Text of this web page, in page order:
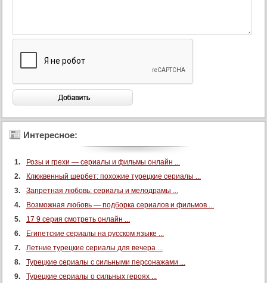
92 серия
93 серия
95 серия
96 серия
97 серия
98 серия
101 серия
102 серия
103 серия
104 серия
Интересное:
Розы и грехи — сериалы и фильмы онлайн ...
Клюквенный шербет: похожие турецкие сериалы ...
Запретная любовь: сериалы и мелодрамы ...
Возможная любовь — подборка сериалов и фильмов ...
17 9 серия смотреть онлайн ...
Египетские сериалы на русском языке ...
Летние турецкие сериалы для вечера ...
Турецкие сериалы с сильными персонажами ...
Турецкие сериалы о сильных героях ...